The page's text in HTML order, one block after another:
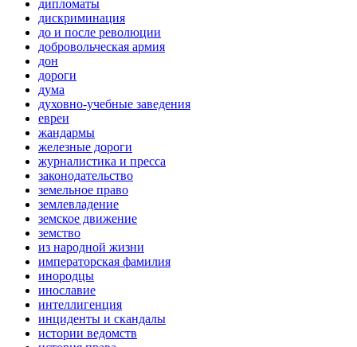
дипломаты
дискриминация
до и после революции
добровольческая армия
дон
дороги
дума
духовно-учебные заведения
евреи
жандармы
железные дороги
журналистика и пресса
законодательство
земельное право
землевладение
земское движение
земство
из народной жизни
императорская фамилия
инородцы
инославие
интеллигенция
инциденты и скандалы
истории ведомств